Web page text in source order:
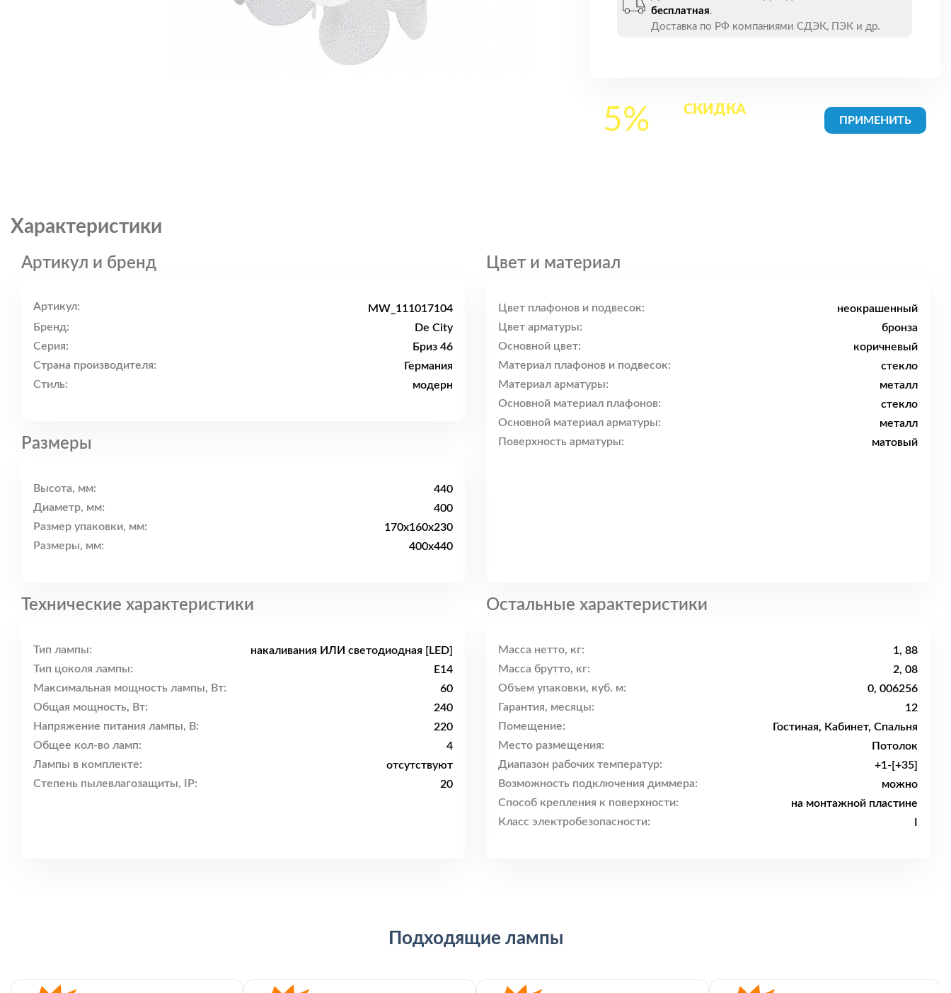
бесплатная.
Доставка по РФ компаниями СДЭК, ПЭК и др.
5% СКИДКА
Характеристики
Артикул и бренд
Артикул:
MW_111017104
Бренд:
De City
Серия:
Бриз 46
Страна производителя:
Германия
Стиль:
модерн
Размеры
Высота, мм:
440
Диаметр, мм:
400
Размер упаковки, мм:
170x160x230
Размеры, мм:
400x440
Цвет и материал
Цвет плафонов и подвесок:
неокрашенный
Цвет арматуры:
бронза
Основной цвет:
коричневый
Материал плафонов и подвесок:
стекло
Материал арматуры:
металл
Основной материал плафонов:
стекло
Основной материал арматуры:
металл
Поверхность арматуры:
матовый
Технические характеристики
Тип лампы:
накаливания ИЛИ светодиодная [LED]
Тип цоколя лампы:
E14
Максимальная мощность лампы, Вт:
60
Общая мощность, Вт:
240
Напряжение питания лампы, В:
220
Общее кол-во ламп:
4
Лампы в комплекте:
отсутствуют
Степень пылевлагозащиты, IP:
20
Остальные характеристики
Масса нетто, кг:
1, 88
Масса брутто, кг:
2, 08
Объем упаковки, куб. м:
0, 006256
Гарантия, месяцы:
12
Помещение:
Гостиная, Кабинет, Спальня
Место размещения:
Потолок
Диапазон рабочих температур:
+1-[+35]
Возможность подключения диммера:
можно
Способ крепления к поверхности:
на монтажной пластине
Класс электробезопасности:
I
Подходящие лампы